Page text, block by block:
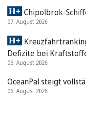
Chipolbrok-
07. August 2026
Defizite bei
06. August 2026
OceanPal steigt
06. August 2026